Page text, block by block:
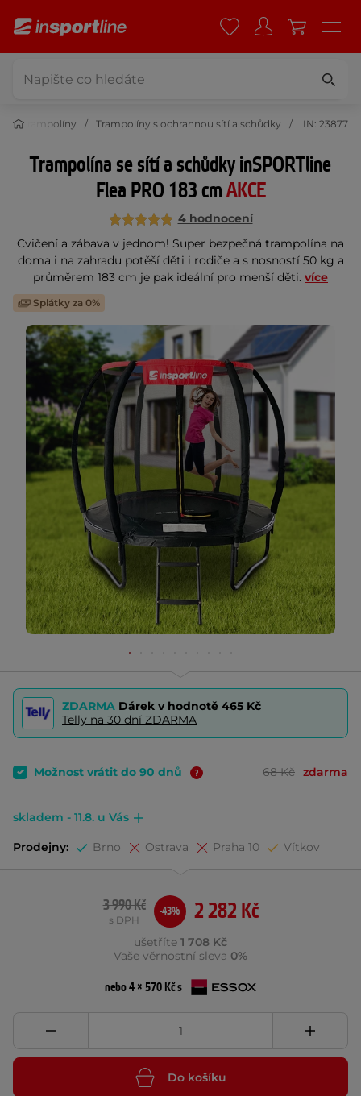
Trampolíny Trampolíny s ochrannou sítí a schůdky IN: 23877
Trampolína se sítí a schůdky inSPORTline
Flea PRO 183 cmAKCE
4 hodnocení
Cvičení a zábava v jednom! Super bezpečná trampolína na
doma i na zahradu potěší děti i rodiče a s nosností 50 kg a
průměrem 183 cm je pak ideální pro menší děti. více
Splátky za 0%
ZDARMA Dárek v hodnotě 465 Kč
Telly na 30 dní ZDARMA
Možnost vrátit do 90 dnů 68 Kč zdarma
skladem - 11.8. u Vás
Prodejny: Brno Ostrava Praha 10 Vítkov
2 282 Kč
3 990 Kč
s DPH
-43%
ušetříte 1 708 Kč
Vaše věrnostní sleva 0%
nebo 4 × 570 Kč s
Do košíku